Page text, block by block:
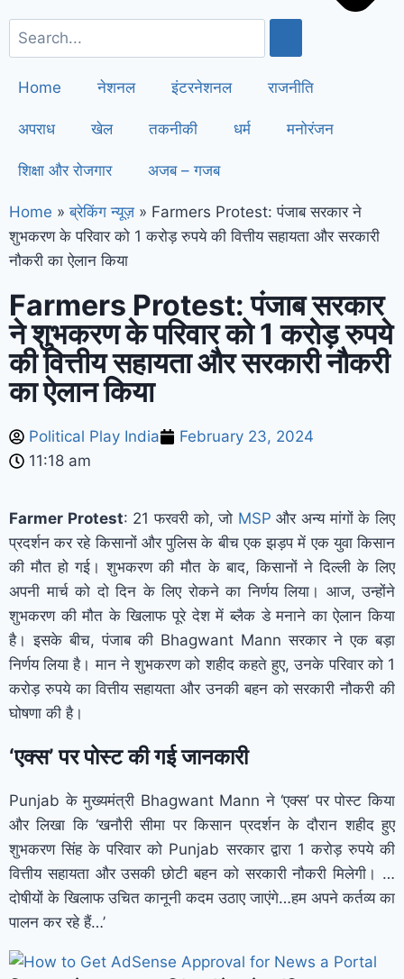
हरियाणा दौरे पर आएंगे पीएम मोदी, इन
कार्यक्रमों में होंगे शामिल
Home
नेशनल इंटरनेशनल राजनीति
अपराध खेल तकनीकी धर्म मनोरंजन
शिक्षा और रोजगार अजब – गजब
Home » ब्रेकिंग न्यूज़ » Farmers Protest: पंजाब सरकार ने
शुभकरण के परिवार को 1 करोड़ रुपये की वित्तीय सहायता और सरकारी
नौकरी का ऐलान किया
Farmers Protest: पंजाब सरकार
ने शुभकरण के परिवार को 1 करोड़ रुपये
की वित्तीय सहायता और सरकारी नौकरी
का ऐलान किया
Political Play India
February 23, 2024
11:18 am
Farmer Protest: 21 फरवरी को, जो MSP और अन्य मांगों के लिए
प्रदर्शन कर रहे किसानों और पुलिस के बीच एक झड़प में एक युवा किसान
की मौत हो गई। शुभकरण की मौत के बाद, किसानों ने दिल्ली के लिए
अपनी मार्च को दो दिन के लिए रोकने का निर्णय लिया। आज, उन्होंने
शुभकरण की मौत के खिलाफ पूरे देश में ब्लैक डे मनाने का ऐलान किया
है। इसके बीच, पंजाब की Bhagwant Mann सरकार ने एक बड़ा
निर्णय लिया है। मान ने शुभकरण को शहीद कहते हुए, उनके परिवार को 1
करोड़ रुपये का वित्तीय सहायता और उनकी बहन को सरकारी नौकरी की
घोषणा की है।
‘एक्स’ पर पोस्ट की गई जानकारी
Punjab के मुख्यमंत्री Bhagwant Mann ने ‘एक्स’ पर पोस्ट किया
और लिखा कि ‘खनौरी सीमा पर किसान प्रदर्शन के दौरान शहीद हुए
शुभकरण सिंह के परिवार को Punjab सरकार द्वारा 1 करोड़ रुपये की
वित्तीय सहायता और उसकी छोटी बहन को सरकारी नौकरी मिलेगी। …
दोषीयों के खिलाफ उचित कानूनी कदम उठाए जाएंगे…हम अपने कर्तव्य का
पालन कर रहे हैं…’